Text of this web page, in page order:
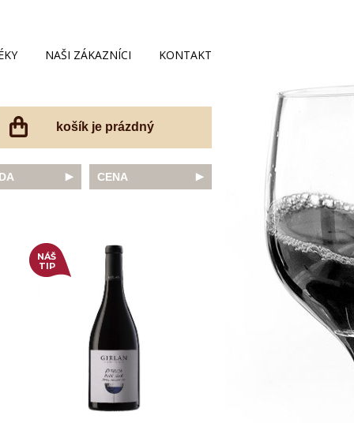
NAŠI ZÁKAZNÍCI KONTAKT
košík je prázdný
portugal
CENA
do 500 Kč
do 600 Kč
do 700 Kč
do 800 Kč
do 900 Kč
do 1000 Kč
nad 1000 Kč
NÁŠ
TIP